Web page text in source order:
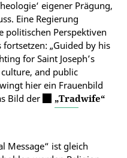
eigener Prägung,
Eine Regierung
politischen Perspektiven
„Guided by his
for Saint Joseph’s
and public
hier ein Frauenbild
Bild der
„Tradwife“
Message“ ist gleich